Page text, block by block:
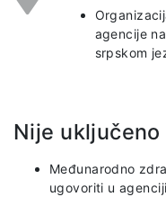
agencije
srpskom
Nije uključeno
Međunarodno
ugovoriti u